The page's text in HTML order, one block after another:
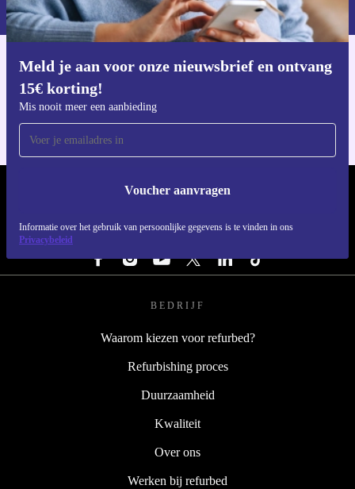
Meld je aan voor onze nieuwsbrief en ontvang
15€ korting!
Mis nooit meer een aanbieding
Voucher aanvragen
Informatie over het gebruik van persoonlijke gegevens is te vinden in ons
Privacybeleid
privacybeleid
Download de refurbed app
REFURBED NEDERLAND - RETHINK NEW.
VOLG ONS
BEDRIJF
Waarom kiezen voor refurbed?
Refurbishing proces
Duurzaamheid
Kwaliteit
Over ons
Werken bij refurbed